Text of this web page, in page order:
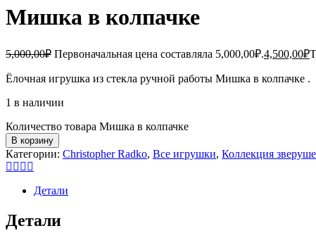
Мишка в колпачке
5,000,00₽ Первоначальная цена составляла 5,000,00₽.4,500,00₽
Ёлочная игрушка из стекла ручной работы Мишка в колпачке .
1 в наличии
Количество товара Мишка в колпачке
В корзину
Категории: Christopher Radko, Все игрушки, Коллекция
Детали
Детали